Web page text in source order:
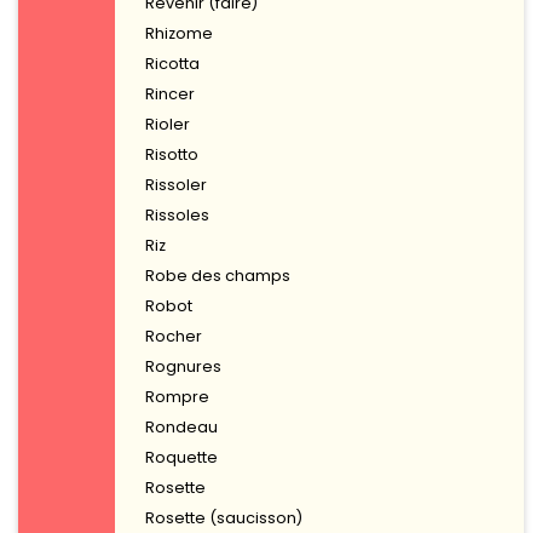
Rhizome
Ricotta
Rincer
Rioler
Risotto
Rissoler
Rissoles
Riz
Robe des champs
Robot
Rocher
Rognures
Rompre
Rondeau
Roquette
Rosette
Rosette (saucisson)